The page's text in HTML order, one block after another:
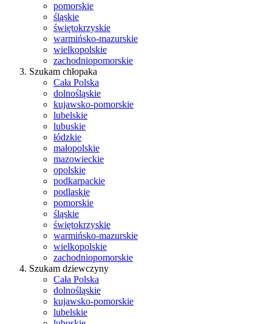
pomorskie
śląskie
świętokrzyskie
warmińsko-mazurskie
wielkopolskie
zachodniopomorskie
Szukam chłopaka
Cała Polska
dolnośląskie
kujawsko-pomorskie
lubelskie
lubuskie
łódzkie
małopolskie
mazowieckie
opolskie
podkarpackie
podlaskie
pomorskie
śląskie
świętokrzyskie
warmińsko-mazurskie
wielkopolskie
zachodniopomorskie
Szukam dziewczyny
Cała Polska
dolnośląskie
kujawsko-pomorskie
lubelskie